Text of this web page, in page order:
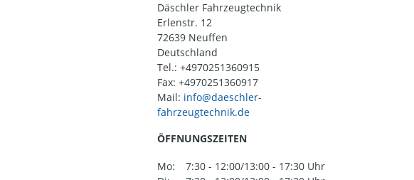
Däschler Fahrzeugtechnik
Erlenstr. 12
72639 Neuffen
Deutschland
Tel.: +4970251360915
Fax: +4970251360917
Mail:
ÖFFNUNGSZEITEN
Mo:
7:30 - 12:00/13:00 - 17:30 Uhr